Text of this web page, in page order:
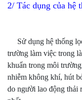
2/ Tác dụng của hệ
Sử dụng hệ thống
trường làm việc trong
khuẩn trong môi
nhiễm không khí, hút
do người lao động thải